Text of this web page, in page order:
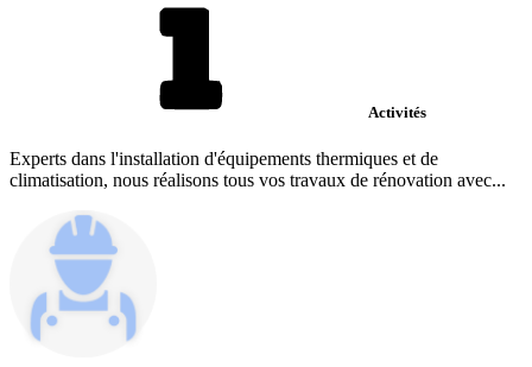
Activités
Experts dans l'installation d'équipements thermiques et de
climatisation, nous réalisons tous vos travaux de rénovation avec...